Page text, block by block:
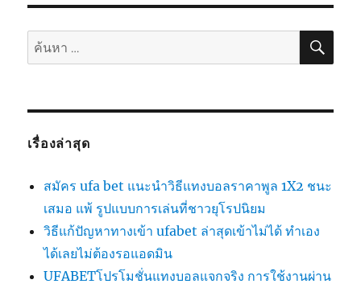
ค้นหา: ค้น
เรื่องล่าสุด
สมัคร ufa bet แนะนำวิธีแทงบอลราคาพูล 1X2 ชนะ
เสมอ แพ้ รูปแบบการเล่นที่ชาวยุโรปนิยม
วิธีแก้ปัญหาทางเข้า ufabet ล่าสุดเข้าไม่ได้ ทำเอง
ได้เลยไม่ต้องรอแอดมิน
UFABETโปรโมชั่นแทงบอลแจกจริง การใช้งานผ่าน